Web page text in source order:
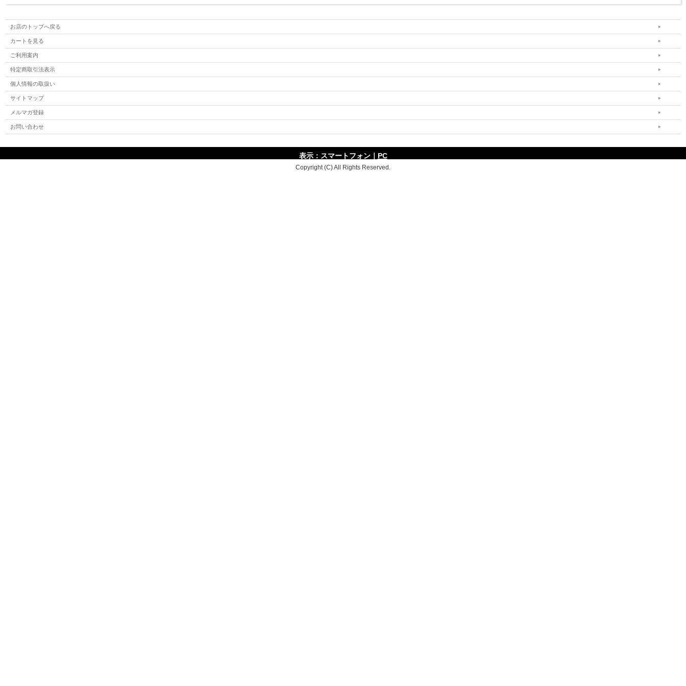
お店のトップへ戻る
カートを見る
ご利用案内
特定商取引法表示
個人情報の取扱い
サイトマップ
メルマガ登録
お問い合わせ
表示：スマートフォン｜ PC
Copyright (C) All Rights Reserved.